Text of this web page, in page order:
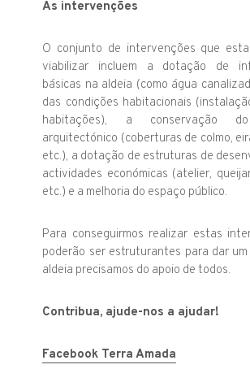
As intervenções
O conjunto de intervenções que
viabilizar incluem a dotação de
básicas na aldeia (como água
das condições habitacionais
habitações), a conservação
arquitectónico (coberturas de colmo,
etc.), a dotação de estruturas de
actividades económicas (atelier,
etc.) e a melhoria do espaço público.
Para conseguirmos realizar estas
poderão ser estruturantes para dar
aldeia precisamos do apoio de todos.
Contribua, ajude-nos a ajudar!
Facebook Terra Amada